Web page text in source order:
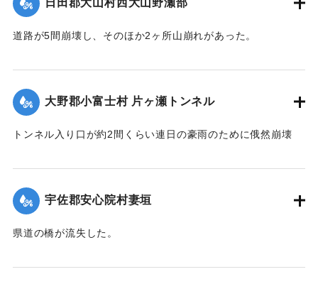
る。
【出典：大分新聞 大正12年6月22日 朝刊4面】
日田郡大山村西大山野瀬部
道路が5間崩壊し、そのほか2ヶ所山崩れがあった。
｜固有コード:00275053
大野郡小富士村 片ヶ瀬トンネル
トンネル入り口が約2間くらい連日の豪雨のために俄然崩壊
動車の運転手、10数名が必死になって復旧に務めたので19日
は人馬の通行も安全となったが、目下泥濘約5寸くらいの深さ
で極めて通行困難である。
【出典：大分新聞 大正12年6月22日 朝刊4面】
宇佐郡安心院村妻垣
県道の橋が流失した。